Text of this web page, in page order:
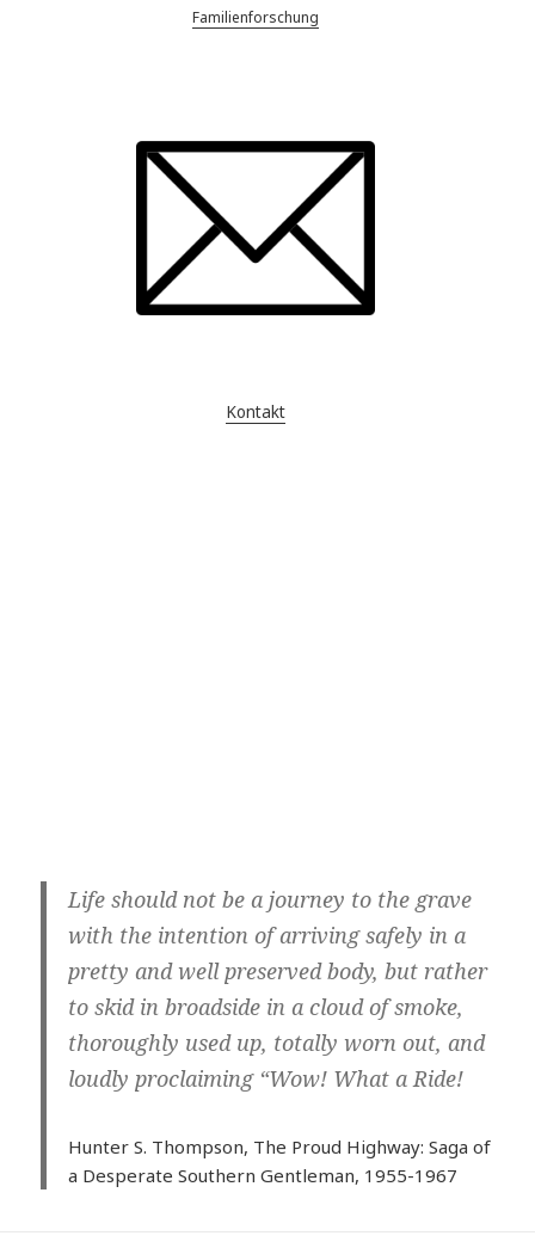
Familienforschung
Kontakt
Life should not be a journey to the grave
with the intention of arriving safely in a
pretty and well preserved body, but rather
to skid in broadside in a cloud of smoke,
thoroughly used up, totally worn out, and
loudly proclaiming “Wow! What a Ride!
Hunter S. Thompson, The Proud Highway: Saga of
a Desperate Southern Gentleman, 1955-1967